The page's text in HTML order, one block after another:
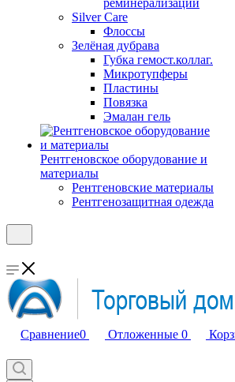
реминерализации
Silver Care
Флоссы
Зелёная дубрава
Губка гемост.коллаг.
Микротупферы
Пластины
Повязка
Эмалан гель
Рентгеновское оборудование и
материалы
Рентгеновские материалы
Рентгенозащитная одежда
Сравнение0 Отложенные 0